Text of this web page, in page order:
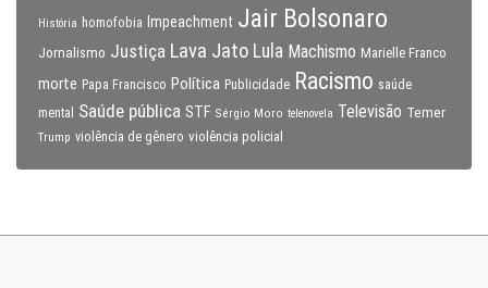
História homofobia Impeachment Jair Bolsonaro
Jornalismo Justiça Lava Jato Lula Machismo Marielle Franco
morte Papa Francisco Política Publicidade Racismo saúde
mental
Saúde pública STF Sérgio Moro telenovela Televisão Temer
Trump violência de gênero violência policial